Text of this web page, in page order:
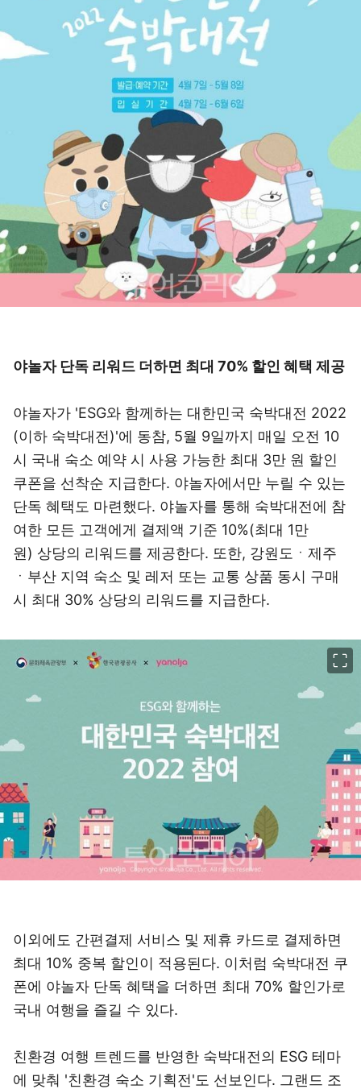
야놀자 단독 리워드 더하면 최대 70% 할인 혜택 제공
야놀자가 'ESG와 함께하는 대한민국 숙박대전 2022
(이하 숙박대전)'에 동참, 5월 9일까지 매일 오전 10
시 국내 숙소 예약 시 사용 가능한 최대 3만 원 할인
쿠폰을 선착순 지급한다. 야놀자에서만 누릴 수 있는
단독 혜택도 마련했다. 야놀자를 통해 숙박대전에 참
여한 모든 고객에게 결제액 기준 10%(최대 1만
원) 상당의 리워드를 제공한다. 또한, 강원도ㆍ제주
ㆍ부산 지역 숙소 및 레저 또는 교통 상품 동시 구매
시 최대 30% 상당의 리워드를 지급한다.
이외에도 간편결제 서비스 및 제휴 카드로 결제하면
최대 10% 중복 할인이 적용된다. 이처럼 숙박대전 쿠
폰에 야놀자 단독 혜택을 더하면 최대 70% 할인가로
국내 여행을 즐길 수 있다.
친환경 여행 트렌드를 반영한 숙박대전의 ESG 테마
에 맞춰 '친환경 숙소 기획전'도 선보인다. 그랜드 조